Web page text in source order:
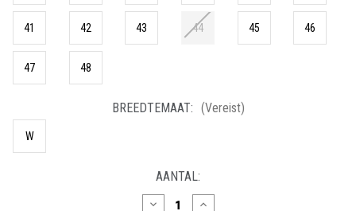
41 42 43 44 45 46
47 48
BREEDTEMAAT: (Vereist)
W
AANTAL:
HoeveelheidHoeveelheid